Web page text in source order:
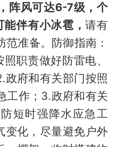
阵风可达6-7级，个
能伴有小冰雹，请有
范准备。防御指南：
职责做好防雷电、
政府和有关部门按照
工作；3.政府和有关
短时强降水应急工
变化，尽量避免户外